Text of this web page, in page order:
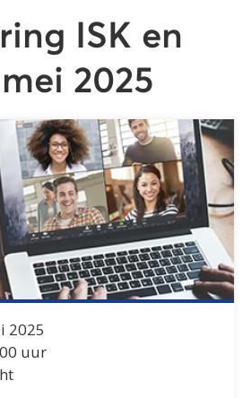
ISK en
2025
2025
uur